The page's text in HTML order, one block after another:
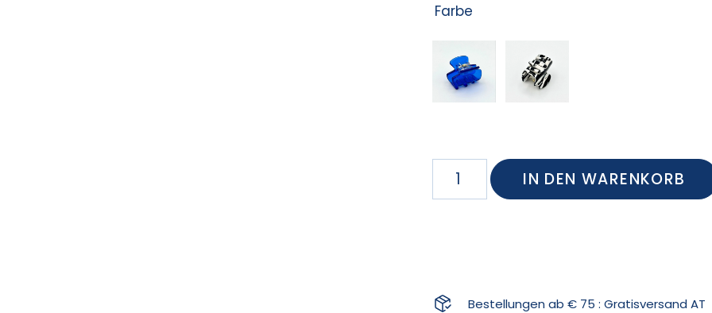
Farbe
IN DEN WARENKORB
Bestellungen ab € 75 : Gratisversand AT